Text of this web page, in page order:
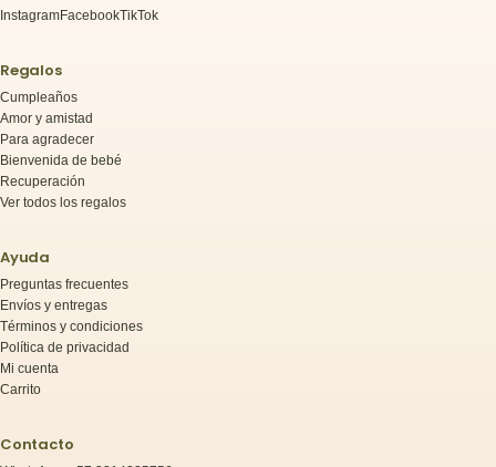
InstagramFacebookTikTok
Regalos
Cumpleaños
Amor y amistad
Para agradecer
Bienvenida de bebé
Recuperación
Ver todos los regalos
Ayuda
Preguntas frecuentes
Envíos y entregas
Términos y condiciones
Política de privacidad
Mi cuenta
Carrito
Contacto